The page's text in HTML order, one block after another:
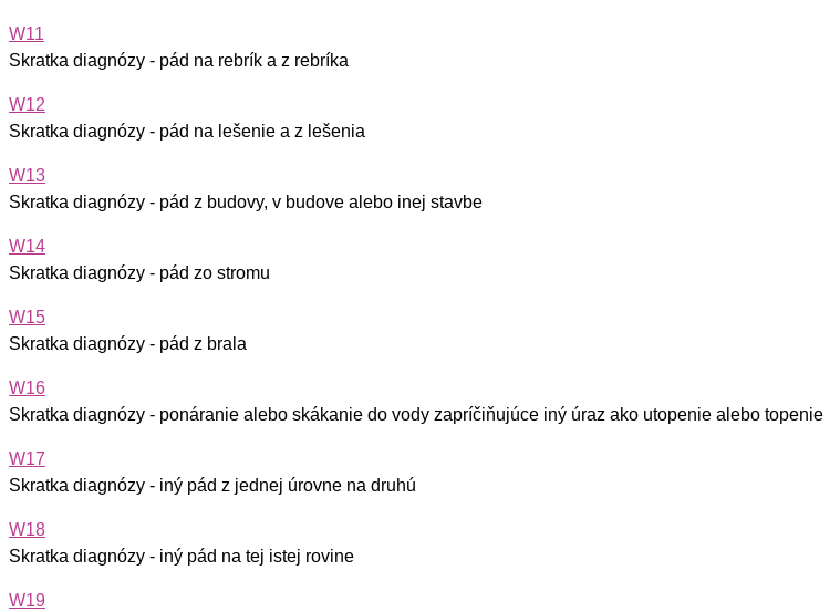
W11
Skratka diagnózy - pád na rebrík a z rebríka
W12
Skratka diagnózy - pád na lešenie a z lešenia
W13
Skratka diagnózy - pád z budovy, v budove alebo inej stavbe
W14
Skratka diagnózy - pád zo stromu
W15
Skratka diagnózy - pád z brala
W16
Skratka diagnózy - ponáranie alebo skákanie do vody zapríčiňujúce iný úraz ako utopenie alebo topenie
W17
Skratka diagnózy - iný pád z jednej úrovne na druhú
W18
Skratka diagnózy - iný pád na tej istej rovine
W19